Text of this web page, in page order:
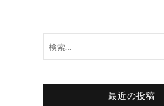
最近の投稿